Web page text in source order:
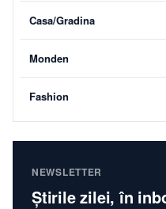
Casa/Gradina
Monden
Fashion
NEWSLETTER
Știrile zilei, în